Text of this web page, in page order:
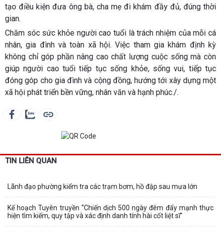
tạo điều kiện đưa ông bà, cha mẹ đi khám đầy đủ, đúng thời
gian.
Chăm sóc sức khỏe người cao tuổi là trách nhiệm của mỗi cá
nhân, gia đình và toàn xã hội. Việc tham gia khám định kỳ
không chỉ góp phần nâng cao chất lượng cuộc sống mà còn
giúp người cao tuổi tiếp tục sống khỏe, sống vui, tiếp tục
đóng góp cho gia đình và cộng đồng, hướng tới xây dựng một
xã hội phát triển bền vững, nhân văn và hạnh phúc./.
TIN LIÊN QUAN
Lãnh đạo phường kiểm tra các trạm bơm, hồ đập sau mưa lớn
Kế hoạch Tuyên truyền “Chiến dịch 500 ngày đêm đẩy mạnh thực
hiện tìm kiếm, quy tập và xác định danh tính hài cốt liệt sĩ”